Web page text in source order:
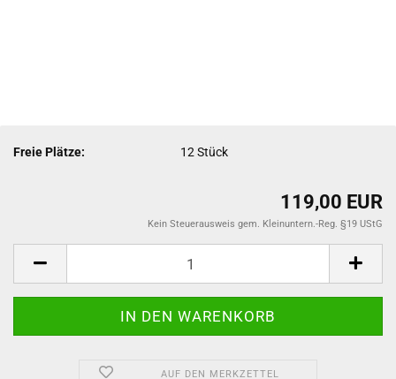
Freie Plätze: 12Stück
119,00 EUR
Kein Steuerausweis gem. Kleinuntern.-Reg. §19 UStG
AUF DEN MERKZETTEL